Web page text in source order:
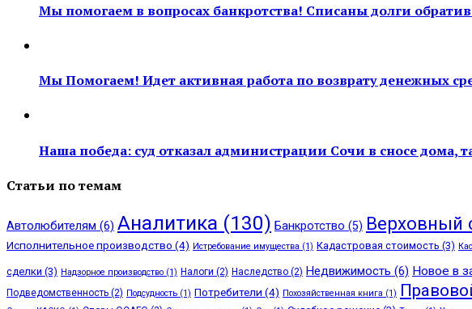
Мы помогаем в вопросах банкротства! Списаны долги
Мы Помогаем! Идет активная работа по возврату денежных
Наша победа: суд отказал администрации Сочи в сносе дома,
Статьи по темам
Автолюбителям (6) Аналитика (130) Банкротство (5) Верховный
Исполнительное производство (4) Истребование имущества (1) Кадастровая стоимость (3)
сделки (3) Надзорное производство (1) Налоги (2) Наследство (2) Недвижимость (6) Новое в
Подведомственность (2) Подсудность (1) Потребители (4) Похозяйственная книга (1)